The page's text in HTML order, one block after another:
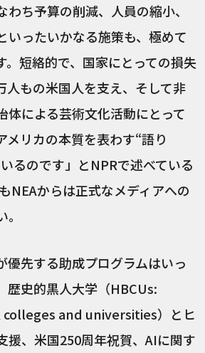
わち予算の削減、人員の縮小、
いったいかなる施策も、極めて
。短絡的で、国家にとっての損失
人もの米国人を支え、そして非
体による芸術文化活動にとって
メリカの本質を表わす“語り
るのです」とNPRで述べている
NEAからは正式なメディアへの
優先する助成プログラムはいっ
歴史的黒人大学（HBCUs:
and universities）とヒ
援、米国250周年祝賀、AIに関す